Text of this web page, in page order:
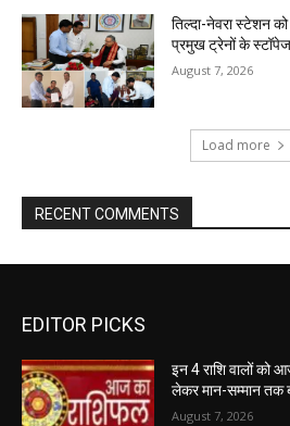
तिल्दा-नेवरा स्टेशन
प्रमुख ट्रेनों के स्टॉपेज
August 7, 2026
Load more
RECENT COMMENTS
EDITOR PICKS
इन 4 राशि वालों को
लेकर मान-सम्मान तक
August 7, 2026